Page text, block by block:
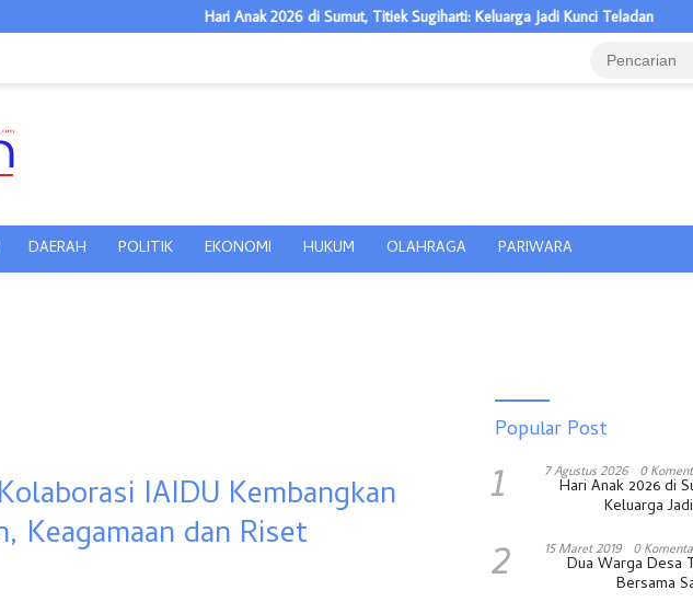
Hari Anak 2026 di Sumut, Titiek Sugiharti: Keluarga Jadi Kunci Teladan Sekolah
DAERAH POLITIK EKONOMI HUKUM OLAHRAGA PARIWARA
IAIDU Kembangkan
Keagamaan dan Riset
Popular Post
1 7 Agustus 2026 0
Hari Anak 2026 di
Keluarga
2 15 Maret 2019 0
Dua Warga Desa
Bersama